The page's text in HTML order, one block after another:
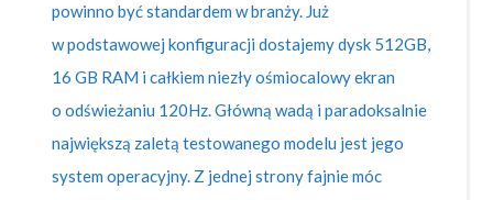
powinno być standardem w branży. Już
w podstawowej konfiguracji dostajemy dysk 512GB,
16 GB RAM i całkiem niezły ośmiocalowy ekran
o odświeżaniu 120Hz. Główną wadą i paradoksalnie
największą zaletą testowanego modelu jest jego
system operacyjny. Z jednej strony fajnie móc